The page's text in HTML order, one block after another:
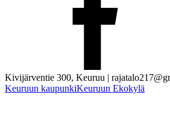
Kivijärventie 300, Keuruu |
Keuruun kaupunkiKeuruun Ekokylä